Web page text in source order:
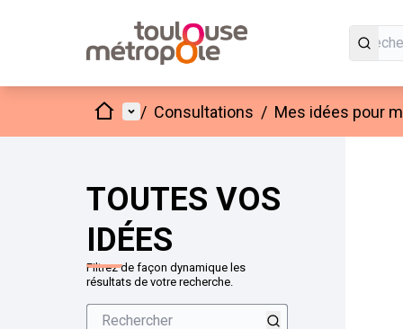
AccueilMenu principal
/ Consultations / Mes idées pour
TOUTES VOS
IDÉES
Filtrez de façon dynamique les
résultats de votre recherche.